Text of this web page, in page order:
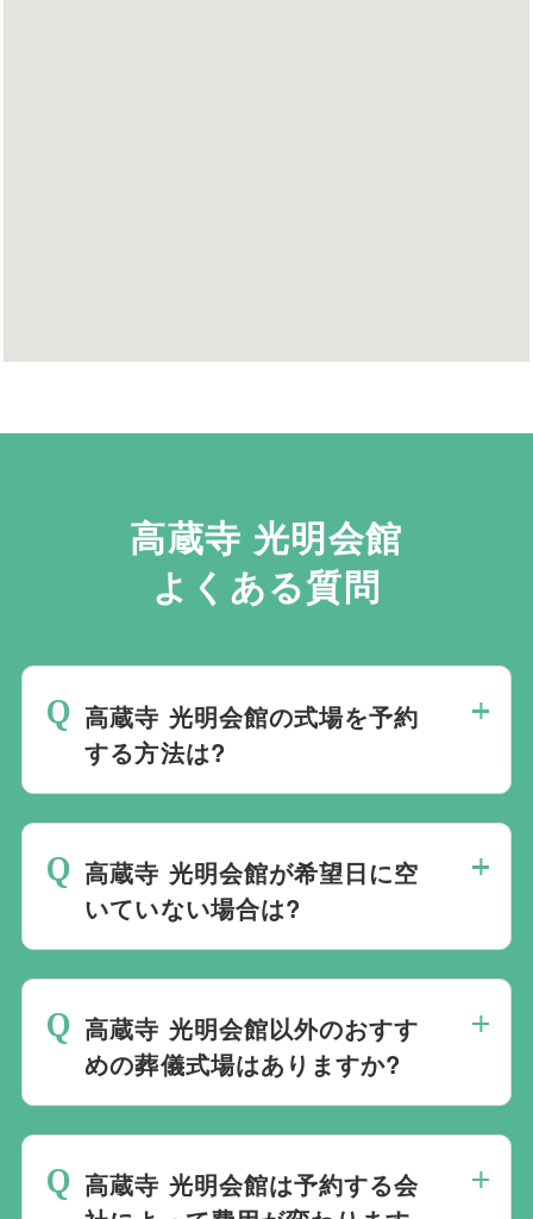
高蔵寺 光明会館
よくある質問
高蔵寺 光明会館の式場を予約
する方法は?
ご予約は葬儀社を通じたお手続きが必要で
す。万が一の際は、当社むすびすにご連絡
ください。式場のご予約はもちろん、ご搬
送・ご安置・ご葬儀・葬儀後の各種手続き
まで、すべて一貫してお手伝いいたしま
す。
高蔵寺 光明会館が希望日に空
いていない場合は?
います。また、1都3県1220式場と提携し
ておりますので、葬儀を検討している地域
周辺の式場を無料でご案内することも可能
です。自社会館を持たないことで無理に自
社会館を勧めることなく柔軟にご提案がで
高蔵寺 光明会館以外のおすす
めの葬儀式場はありますか?
すすめの式場をご紹介させていただきま
高蔵寺 光明会館は予約する会